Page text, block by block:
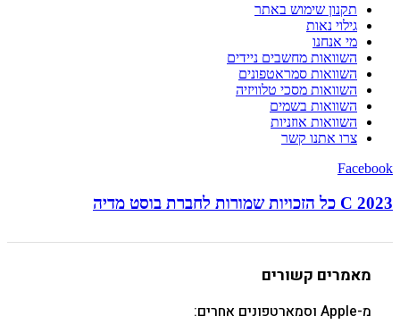
תקנון שימוש באתר
גילוי נאות
מי אנחנו
השוואות מחשבים ניידים
השוואות סמראטפונים
השוואות מסכי טלוויזיה
השוואות בשמים
השוואות אוזניות
צרו אתנו קשר
Facebook
C 2023 כל הזכויות שמורות לחברת בוסט מדיה
מאמרים קשורים
מ-Apple וסמארטפונים אחרים: